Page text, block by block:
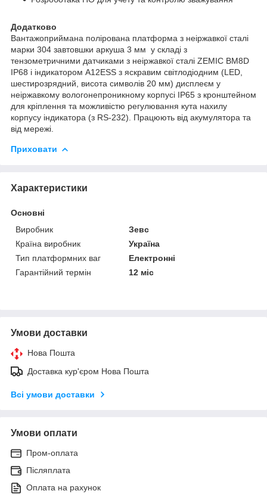
Додатково
Вантажоприймана полірована платформа з неіржавкої сталі
марки 304 завтовшки аркуша 3 мм у складі з
тензометричними датчиками з неіржавкої сталі ZEMIC ВМ8D
IP68 і індикатором А12ESS з яскравим світлодіодним (LED,
шестирозрядний, висота символів 20 мм) дисплеєм у
неіржавкому вологонепроникному корпусі IP65 з кронштейном
для кріплення та можливістю регулювання кута нахилу
корпусу індикатора (з RS-232). Працюють від акумулятора та
від мережі.
Приховати
Характеристики
Основні
Виробник
Зевс
Країна виробник
Україна
Тип платформних ваг
Електронні
Гарантійний термін
12 міс
Умови доставки
Нова Пошта
Доставка кур'єром Нова Пошта
Всі умови доставки
Умови оплати
Пром-оплата
Післяплата
Оплата на рахунок